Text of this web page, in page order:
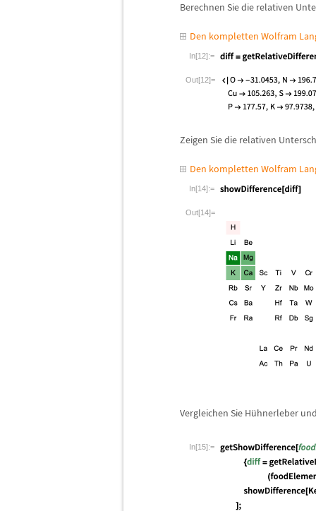
Berechnen Sie die relativen
Den kompletten Wolfram
In[12]:=
Out[12]=
Zeigen Sie die relativen
Den kompletten Wolfram
In[14]:=
Out[14]=
Vergleichen Sie Hühnerleber
In[15]:=